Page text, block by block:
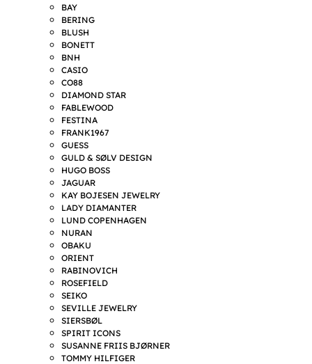
BAY
BERING
BLUSH
BONETT
BNH
CASIO
CO88
DIAMOND STAR
FABLEWOOD
FESTINA
FRANK1967
GUESS
GULD & SØLV DESIGN
HUGO BOSS
JAGUAR
KAY BOJESEN JEWELRY
LADY DIAMANTER
LUND COPENHAGEN
NURAN
OBAKU
ORIENT
RABINOVICH
ROSEFIELD
SEIKO
SEVILLE JEWELRY
SIERSBØL
SPIRIT ICONS
SUSANNE FRIIS BJØRNER
TOMMY HILFIGER